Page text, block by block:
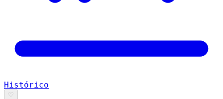
Histórico
♡